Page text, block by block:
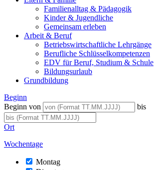
Familienalltag & Pädagogik
Kinder & Jugendliche
Gemeinsam erleben
Arbeit & Beruf
Betriebswirtschaftliche Lehrgänge
Berufliche Schlüsselkompetenzen
EDV für Beruf, Studium & Schule
Bildungsurlaub
Grundbildung
Beginn
Beginn von
bis
Ort
Wochentage
Montag